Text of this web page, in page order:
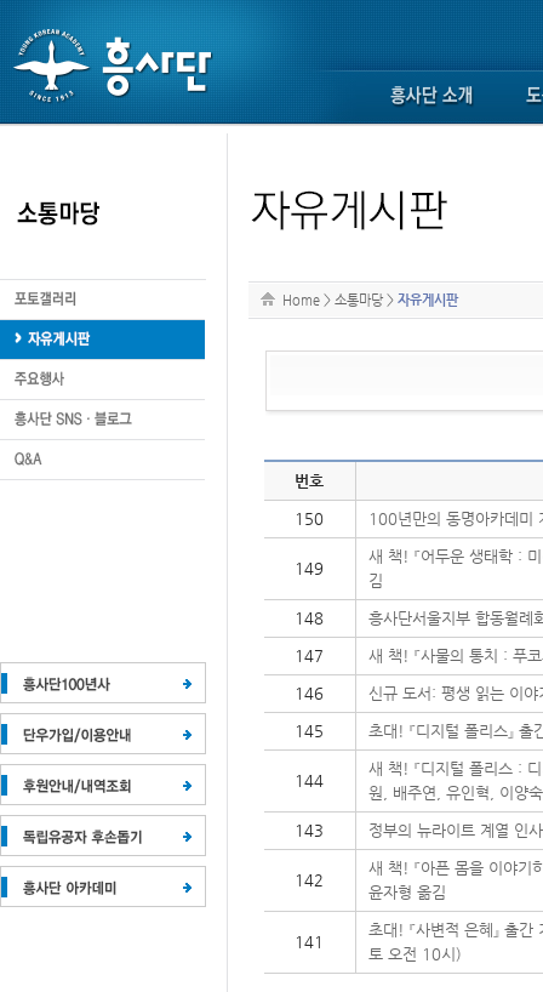
Home > 소통마당 > 자유게시판
번호
150 100년만의 동명아카데미
149
새 책! 『어두운 생태학 :
김
148 흥사단서울지부 합동월례
147 새 책! 『사물의 통치 : 푸
146 신규 도서: 평생 읽는 이야
145 초대! 『디지털 폴리스』
144
새 책! 『디지털 폴리스 :
원, 배주연, 유인혁, 이양
143 정부의 뉴라이트 계열 인
142
새 책! 『아픈 몸을 이야기
윤자형 옮김
141
초대! 『사변적 은혜』 출
토 오전 10시)